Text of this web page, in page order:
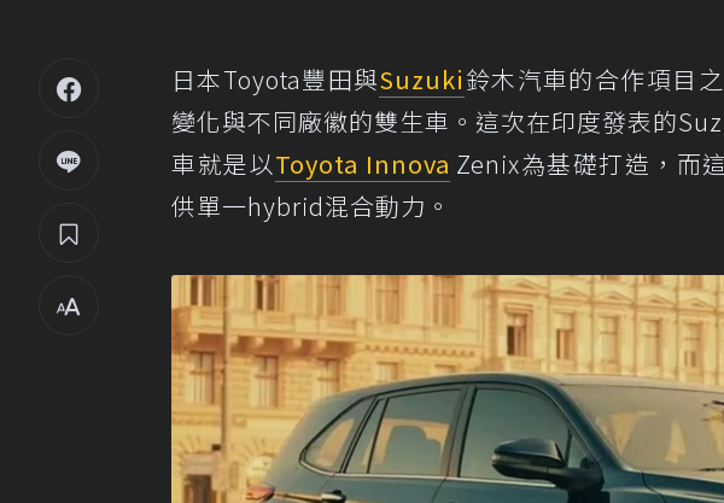
日本Toyota豐田與Suzuki鈴木汽車的合作項目
變化與不同廠徽的雙生車。這次在印度發表的
車就是以Toyota Innova Zenix為基礎打造，而
供單一hybrid混合動力。